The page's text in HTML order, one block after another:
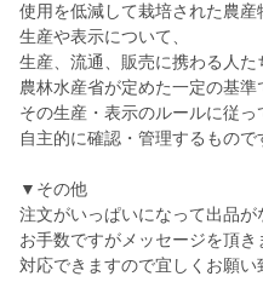
使用を低減して栽培された農産
生産や表示について、
生産、流通、販売に携わる人た
農林水産省が定めた一定の基準
その生産・表示のルールに従っ
自主的に確認・管理するもので
▼その他
注文がいっぱいになって出品が
お手数ですがメッセージを頂き
対応できますので宜しくお願い